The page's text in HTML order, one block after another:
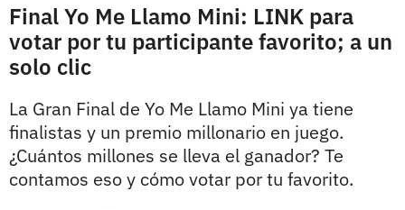
Final Yo Me Llamo Mini: LINK para
votar por tu participante favorito; a un
solo clic
La Gran Final de Yo Me Llamo Mini ya tiene
finalistas y un premio millonario en juego.
¿Cuántos millones se lleva el ganador? Te
contamos eso y cómo votar por tu favorito.